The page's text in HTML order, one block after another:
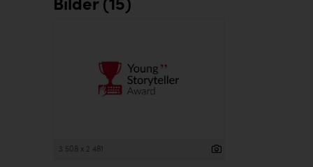
Bilder (15)
3 508 x 2 481